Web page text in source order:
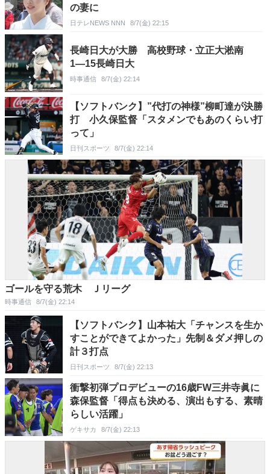
の妻に
日テレNEWS NNN 8/7(金) 22:15
長崎日大が大勝 高校野球・立正大淞南
1―15長崎日大
時事通信 8/7(金) 22:14
【ソフトバンク】”代打の神様”柳町達が決勝
打 小久保監督「スタメンでもあのくらい打
って」
日刊スポーツ 8/7(金) 22:14
ゴールを守る荒木 Ｊリーグ
時事通信 8/7(金) 22:14
【ソフトバンク】山本祐大「チャンスを生か
すことができてよかった」先制＆ダメ押しの
計３打点
日刊スポーツ 8/7(金) 22:13
衝撃初弾プロデビューの16歳FW三井寺眞に
森保監督「得点も決める、演出もする、素晴
らしい活躍」
ゲキサカ 8/7(金) 22:13